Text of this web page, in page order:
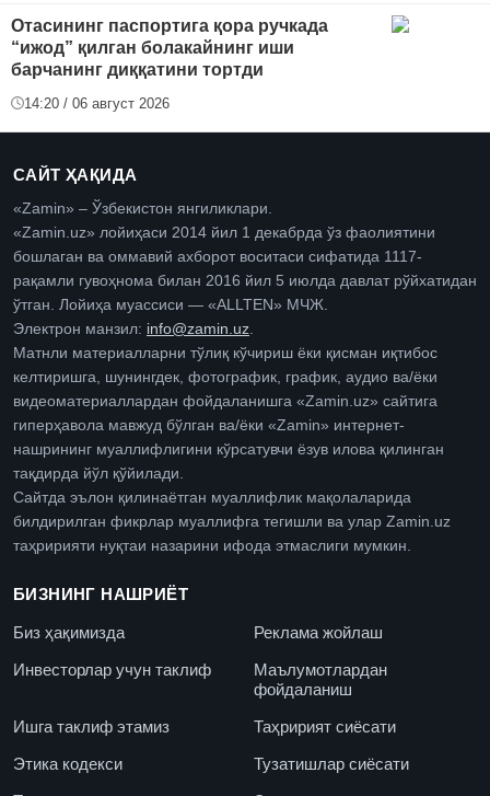
Отасининг паспортига қора ручкада
“ижод” қилган болакайнинг иши
барчанинг диққатини тортди
14:20 / 06 август 2026
САЙТ ҲАҚИДА
«Zamin» – Ўзбекистон янгиликлари.
«Zamin.uz» лойиҳаси 2014 йил 1 декабрда ўз фаолиятини
бошлаган ва оммавий ахборот воситаси сифатида 1117-
рақамли гувоҳнома билан 2016 йил 5 июлда давлат рўйхатидан
ўтган. Лойиҳа муассиси — «ALLTEN» МЧЖ.
Электрон манзил: info@zamin.uz
Матнли материалларни тўлиқ кўчириш ёки қисман иқтибос
келтиришга, шунингдек, фотографик, график, аудио ва/ёки
видеоматериаллардан фойдаланишга «Zamin.uz» сайтига
гиперҳавола мавжуд бўлган ва/ёки «Zamin» интернет-
нашрининг муаллифлигини кўрсатувчи ёзув илова қилинган
тақдирда йўл қўйилади.
Сайтда эълон қилинаётган муаллифлик мақолаларида
билдирилган фикрлар муаллифга тегишли ва улар Zamin.uz
таҳририяти нуқтаи назарини ифода этмаслиги мумкин.
БИЗНИНГ НАШРИЁТ
Биз ҳақимизда
Реклама жойлаш
Инвесторлар учун таклиф
Маълумотлардан
фойдаланиш
Ишга таклиф этамиз
Таҳририят сиёсати
Этика кодекси
Тузатишлар сиёсати